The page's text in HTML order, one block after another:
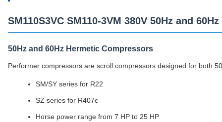
SM110S3VC SM110-3VM 380V 50Hz and
50Hz and 60Hz Hermetic Compressors
Performer compressors are scroll compressors designed for both
SM/SY series for R22
SZ series for R407c
Horse power range from 7 HP to 25 HP